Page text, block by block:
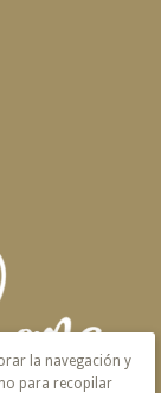
la navegación y
para recopilar